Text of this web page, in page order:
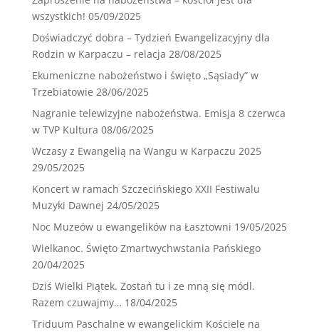
wszystkich! 05/09/2025
Doświadczyć dobra – Tydzień Ewangelizacyjny dla
Rodzin w Karpaczu – relacja 28/08/2025
Ekumeniczne nabożeństwo i święto „Sąsiady” w
Trzebiatowie 28/06/2025
Nagranie telewizyjne nabożeństwa. Emisja 8 czerwca
w TVP Kultura 08/06/2025
Wczasy z Ewangelią na Wangu w Karpaczu 2025
29/05/2025
Koncert w ramach Szczecińskiego XXII Festiwalu
Muzyki Dawnej 24/05/2025
Noc Muzeów u ewangelików na Łasztowni 19/05/2025
Wielkanoc. Święto Zmartwychwstania Pańskiego
20/04/2025
Dziś Wielki Piątek. Zostań tu i ze mną się módl.
Razem czuwajmy… 18/04/2025
Triduum Paschalne w ewangelickim Kościele na